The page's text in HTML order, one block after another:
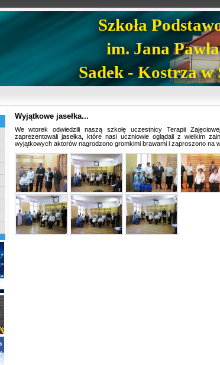
Szkoła
im. Jana
Sadek - Kostrza w
Wyjątkowe jasełka...
We wtorek odwiedzili naszą szkołę uczestnicy Terapii
zaprezentowali jasełka, które nasi uczniowie oglądali z wielkim
wyjątkowych aktorów nagrodzono gromkimi brawami i zaproszono na